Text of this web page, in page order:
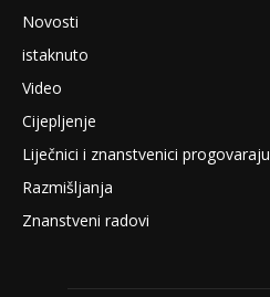
Novosti
istaknuto
Video
Cijepljenje
Liječnici i znanstvenici progovaraju
Razmišljanja
Znanstveni radovi